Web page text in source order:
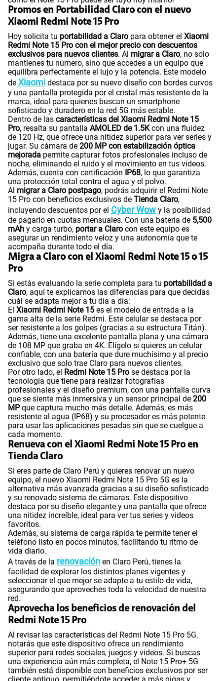
Promos en Portabilidad Claro con el nuevo
Xiaomi Redmi Note 15 Pro
Hoy solicita tu portabilidad a Claro para obtener el Xiaomi
Redmi Note 15 Pro con el mejor precio con descuentos
exclusivos para nuevos clientes. Al migrar a Claro, no solo
mantienes tu número, sino que accedes a un equipo que
equilibra perfectamente el lujo y la potencia. Este modelo
de Xiaomi destaca por su nuevo diseño con bordes curvos
y una pantalla protegida por el cristal más resistente de la
marca, ideal para quienes buscan un smartphone
sofisticado y duradero en la red 5G más estable.
Dentro de las características del Xiaomi Redmi Note 15
Pro, resalta su pantalla AMOLED de 1.5Kcon una fluidez
de 120 Hz, que ofrece una nitidez superior para ver series y
jugar. Su cámara de 200 MP con estabilización óptica
mejorada permite capturar fotos profesionales incluso de
noche, eliminando el ruido y el movimiento en tus videos.
Además, cuenta con certificación
IP68, lo que garantiza
una protección total contra el agua y el polvo.
Al migrar a Claro postpago, podrás adquirir el Redmi Note
15 Pro con beneficios exclusivos de Tienda Claro,
incluyendo descuentos por el Cyber Wow y la posibilidad
de pagarlo en cuotas mensuales. Con una batería de 5,500
mAh y carga turbo, portar a Claro con este equipo es
asegurar un rendimiento veloz y una autonomía que te
acompaña durante todo el día.
Migra a Claro con el Xiaomi Redmi Note 15 o 15
Pro
Si estás evaluando la serie completa para tu portabilidad a
Claro, aquí te explicamos las diferencias para que decidas
cuál se adapta mejor a tu día a día:
El Xiaomi Redmi Note 15 es el modelo de entrada a la
gama alta de la serie Redmi. Este celular se destaca por
ser resistente a los golpes (gracias a su estructura Titán).
Además, tiene una excelente pantalla plana y una cámara
de 108 MP que graba en 4K. Elígelo si quieres un celular
confiable, con una batería que dure muchísimo y al precio
exclusivo que solo trae Claro para nuevos clientes.
Por otro lado, el Redmi Note 15 Pro se destaca por la
tecnología que tiene para realizar fotografías
profesionales y el diseño premium, con una pantalla curva
que se siente más inmersiva y un sensor principal de 200
MPque captura mucho más detalle. Además, es más
resistente al agua (IP68) y su procesador es más potente
para usar las aplicaciones pesadas sin que se cuelgue a
cada momento.
Renueva con el Xiaomi Redmi Note 15 Pro en
Tienda Claro
Si eres parte de Claro Perú y quieres renovar un nuevo
equipo, el nuevo Xiaomi Redmi Note 15 Pro 5G es la
alternativa más avanzada gracias a su diseño sofisticado
y su renovado sistema de cámaras. Este dispositivo
destaca por su diseño elegante y una pantalla que ofrece
una nitidez increíble, ideal para ver tus series y videos
favoritos.
Además, su sistema de carga rápida te permite tener el
teléfono listo en pocos minutos, facilitando tu ritmo de
vida diario.
A través de la renovación en Claro Perú, tienes la
facilidad de explorar los distintos planes vigentes y
seleccionar el que mejor se adapte a tu estilo de vida,
asegurando que aproveches toda la velocidad de nuestra
red.
Aprovecha los beneficios de renovación del
Redmi Note 15 Pro
Al revisar las características del Redmi Note 15 Pro 5G,
notarás que este dispositivo ofrece un rendimiento
superior para redes sociales, juegos y videos. Si buscas
una experiencia aún más completa, el Note 15 Pro+ 5G
también está disponible con beneficios exclusivos por ser